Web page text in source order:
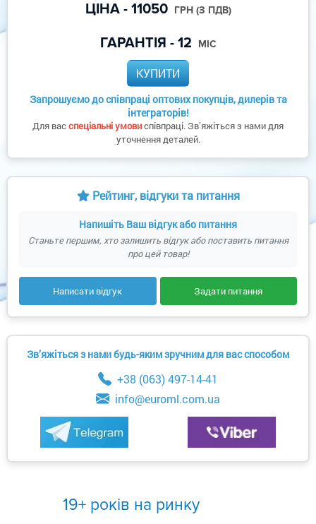
ЦІНА - 11050 ГРН (З ПДВ)
ГАРАНТІЯ - 12 МІС
КУПИТИ
Запрошуємо до співпраці оптових покупців, дилерів та
інтеграторів!
Для васспеціальні умовиспівпраці. Звʼяжіться з нами для
уточнення деталей.
Рейтинг, відгуки та питання
Напишіть Ваш відгук або питання
Станьте першим, хто залишить відгук або поставить питання
про цей товар!
Написати відгук Задати питання
Зв’яжіться з нами будь-яким зручним для вас способом
+38 (063) 497-14-41
info@euroml.com.ua
19+ років на ринку